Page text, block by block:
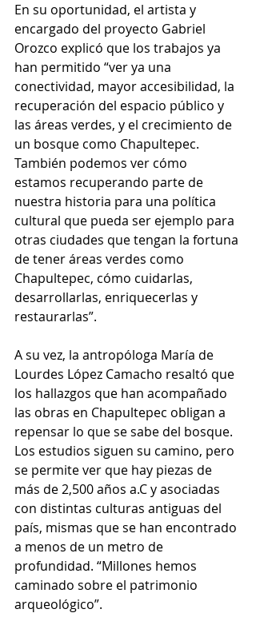
En su oportunidad, el artista y
encargado del proyecto Gabriel
Orozco explicó que los trabajos ya
han permitido “ver ya una
conectividad, mayor accesibilidad, la
recuperación del espacio público y
las áreas verdes, y el crecimiento de
un bosque como Chapultepec.
También podemos ver cómo
estamos recuperando parte de
nuestra historia para una política
cultural que pueda ser ejemplo para
otras ciudades que tengan la fortuna
de tener áreas verdes como
Chapultepec, cómo cuidarlas,
desarrollarlas, enriquecerlas y
restaurarlas”.
A su vez, la antropóloga María de
Lourdes López Camacho resaltó que
los hallazgos que han acompañado
las obras en Chapultepec obligan a
repensar lo que se sabe del bosque.
Los estudios siguen su camino, pero
se permite ver que hay piezas de
más de 2,500 años a.C y asociadas
con distintas culturas antiguas del
país, mismas que se han encontrado
a menos de un metro de
profundidad. “Millones hemos
caminado sobre el patrimonio
arqueológico”.